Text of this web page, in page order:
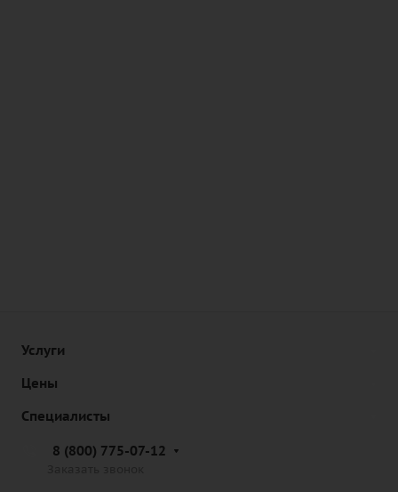
Услуги
Цены
Специалисты
8 (800) 775-07-12